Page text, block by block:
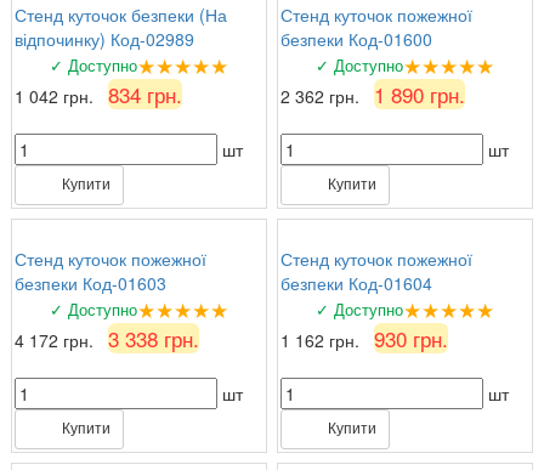
Стенд куточок безпеки (На
відпочинку) Код-02989
✓ Доступно★★★★★
1 042 грн. 834 грн.
шт
Купити
Стенд куточок пожежної
безпеки Код-01600
✓ Доступно★★★★★
2 362 грн. 1 890 грн.
шт
Купити
Стенд куточок пожежної
безпеки Код-01603
✓ Доступно★★★★★
4 172 грн. 3 338 грн.
шт
Купити
Стенд куточок пожежної
безпеки Код-01604
✓ Доступно★★★★★
1 162 грн. 930 грн.
шт
Купити